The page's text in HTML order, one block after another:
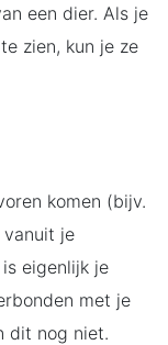
een dier. Als je
zien, kun je ze
komen (bijv.
vanuit je
eigenlijk je
met je
dit nog niet.